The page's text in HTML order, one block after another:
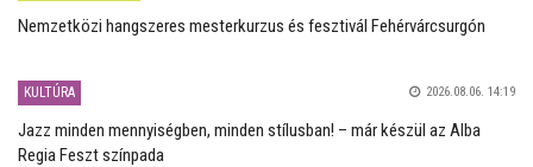
Nemzetközi hangszeres mesterkurzus és fesztivál Fehérvárcsurgón
KULTÚRA 2026.08.06. 14:19
Jazz minden mennyiségben, minden stílusban! – már készül az Alba
Regia Feszt színpada